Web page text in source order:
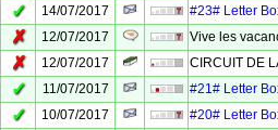
✓ 14/07/2017
#23# Letter
✗ 12/07/2017
Vive les
✗ 12/07/2017
CIRCUIT DE
✓ 11/07/2017
#21# Letter
✓ 10/07/2017
#20# Letter